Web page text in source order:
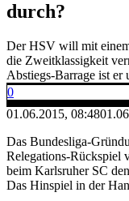
durch?
Der HSV will mit
die Zweitklassigkeit
Abstiegs-Barrage ist er
0
01.06.2015, 08:48
Das Bundesliga-
Relegations-Rückspiel
beim Karlsruher SC
Das Hinspiel in der